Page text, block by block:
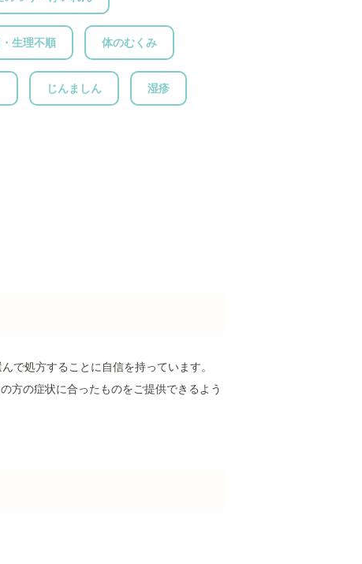
生理不順 体のむくみ
じんましん 湿疹
で処方することに自信を持っています。
方の症状に合ったものをご提供できるよう